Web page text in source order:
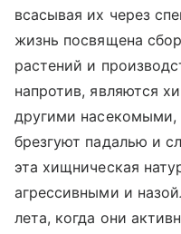
всасывая их через
жизнь посвящена
растений и
напротив, являются
другими насекомыми,
брезгуют падалью и
эта хищническая
агрессивными и
лета, когда они